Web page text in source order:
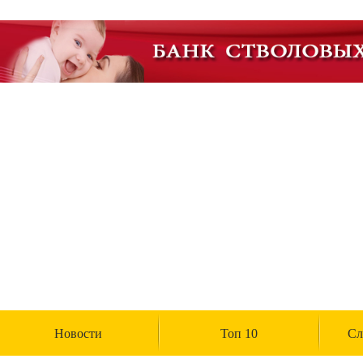
Новости Топ 10
Академия Биотехнологии
ГК Алкор Био получила РУ